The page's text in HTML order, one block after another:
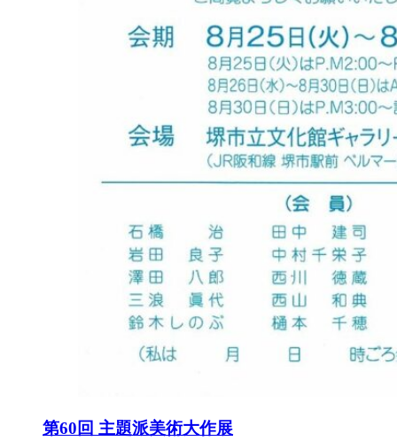
第60回 主題派美術大作展